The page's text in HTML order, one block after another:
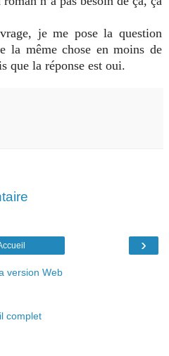
je me pose la question
la même chose en moins de
que la réponse est oui.
›
version Web
complet